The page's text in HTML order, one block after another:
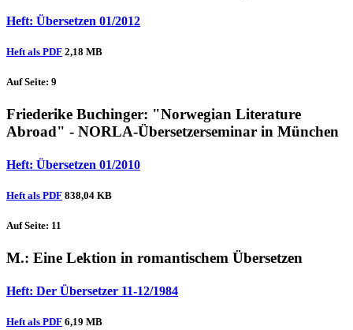
Heft: Übersetzen 01/2012
Heft als PDF 2,18 MB
Auf Seite: 9
Friederike Buchinger: "Norwegian Literature
Abroad" - NORLA-Übersetzerseminar in München
Heft: Übersetzen 01/2010
Heft als PDF 838,04 KB
Auf Seite: 11
M.: Eine Lektion in romantischem Übersetzen
Heft: Der Übersetzer 11-12/1984
Heft als PDF 6,19 MB